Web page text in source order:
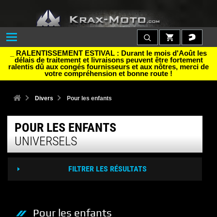
_ RALENTISSEMENT ESTIVAL : Durant le mois d'Août les
délais de traitement et livraisons peuvent être fortement
ralentis dû aux congés fournisseurs et aux nôtres, merci de
votre compréhension et bonne route !
Divers Pour les enfants
POUR LES ENFANTS
UNIVERSELS
FILTRER LES RÉSULTATS
Pour les enfants